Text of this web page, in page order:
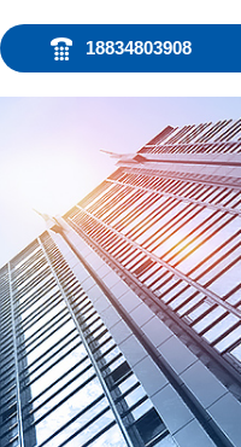
18834803908